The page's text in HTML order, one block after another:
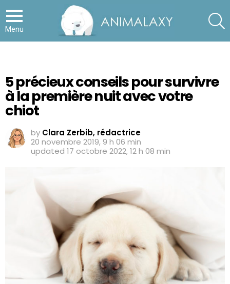
Menu
5 précieux conseils pour survivre
à la première nuit avec votre
chiot
by Clara Zerbib, rédactrice
20 novembre 2019, 9 h 06 min
updated 17 octobre 2022, 12 h 08 min